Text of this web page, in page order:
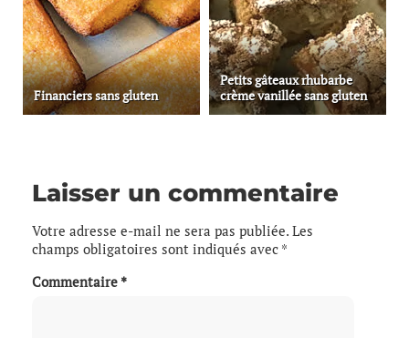
Financiers sans gluten
Petits gâteaux rhubarbe
crème vanillée sans gluten
Laisser un commentaire
Votre adresse e-mail ne sera pas publiée. Les
champs obligatoires sont indiqués avec *
Commentaire *